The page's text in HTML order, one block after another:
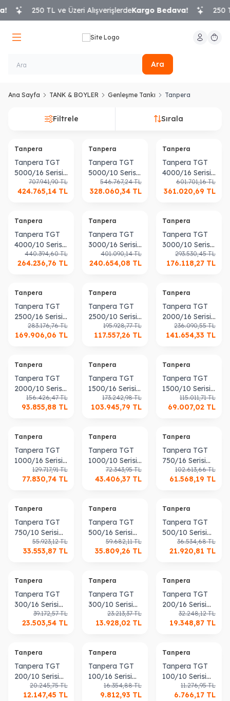
250 TL ve Üzeri AlışverişlerdeKargo Bedava! 250
Ara
Hesabım
Ana Sayfa TANK & BOYLER Genleşme Tankı Tanpera
Filtrele Sırala
Tanpera
Tanpera TGT
5000/16 Serisi
Genleşme
Tankı
707.941,90TL
424.765,14 TL
Tanpera
Tanpera TGT
5000/10 Serisi
Genleşme
Tankı
546.767,24TL
328.060,34 TL
Tanpera
Tanpera TGT
4000/16 Serisi
Genleşme
Tankı
601.701,16TL
361.020,69 TL
Tanpera
Tanpera TGT
4000/10 Serisi
Genleşme
Tankı
440.394,60TL
264.236,76 TL
Tanpera
Tanpera TGT
3000/16 Serisi
Genleşme
Tankı
401.090,14TL
240.654,08 TL
Tanpera
Tanpera TGT
3000/10 Serisi
Genleşme
Tankı
293.530,45TL
176.118,27 TL
Tanpera
Tanpera TGT
2500/16 Serisi
Genleşme
Tankı
283.176,76TL
169.906,06 TL
Tanpera
Tanpera TGT
2500/10 Serisi
Genleşme
Tankı
195.928,77TL
117.557,26 TL
Tanpera
Tanpera TGT
2000/16 Serisi
Genleşme
Tankı
236.090,55TL
141.654,33 TL
Tanpera
Tanpera TGT
2000/10 Serisi
Genleşme
Tankı
156.426,47TL
93.855,88 TL
Tanpera
Tanpera TGT
1500/16 Serisi
Genleşme
Tankı
173.242,98TL
103.945,79 TL
Tanpera
Tanpera TGT
1500/10 Serisi
Genleşme
Tankı
115.011,71TL
69.007,02 TL
Tanpera
Tanpera TGT
1000/16 Serisi
Genleşme
Tankı
129.717,91TL
77.830,74 TL
Tanpera
Tanpera TGT
1000/10 Serisi
Genleşme
Tankı
72.343,95TL
43.406,37 TL
Tanpera
Tanpera TGT
750/16 Serisi
Genleşme
Tankı
102.613,66TL
61.568,19 TL
Tanpera
Tanpera TGT
750/10 Serisi
Genleşme
Tankı
55.923,12TL
33.553,87 TL
Tanpera
Tanpera TGT
500/16 Serisi
Genleşme
Tankı
59.682,11TL
35.809,26 TL
Tanpera
Tanpera TGT
500/10 Serisi
Genleşme
Tankı
36.534,68TL
21.920,81 TL
Tanpera
Tanpera TGT
300/16 Serisi
Genleşme
Tankı
39.172,57TL
23.503,54 TL
Tanpera
Tanpera TGT
300/10 Serisi
Genleşme
Tankı
23.213,37TL
13.928,02 TL
Tanpera
Tanpera TGT
200/16 Serisi
Genleşme
Tankı
32.248,12TL
19.348,87 TL
Tanpera
Tanpera TGT
200/10 Serisi
Genleşme
Tankı
20.245,75TL
12.147,45 TL
Tanpera
Tanpera TGT
100/16 Serisi
Genleşme
Tankı
16.354,88TL
9.812,93 TL
Tanpera
Tanpera TGT
100/10 Serisi
Genleşme
Tankı
11.276,95TL
6.766,17 TL